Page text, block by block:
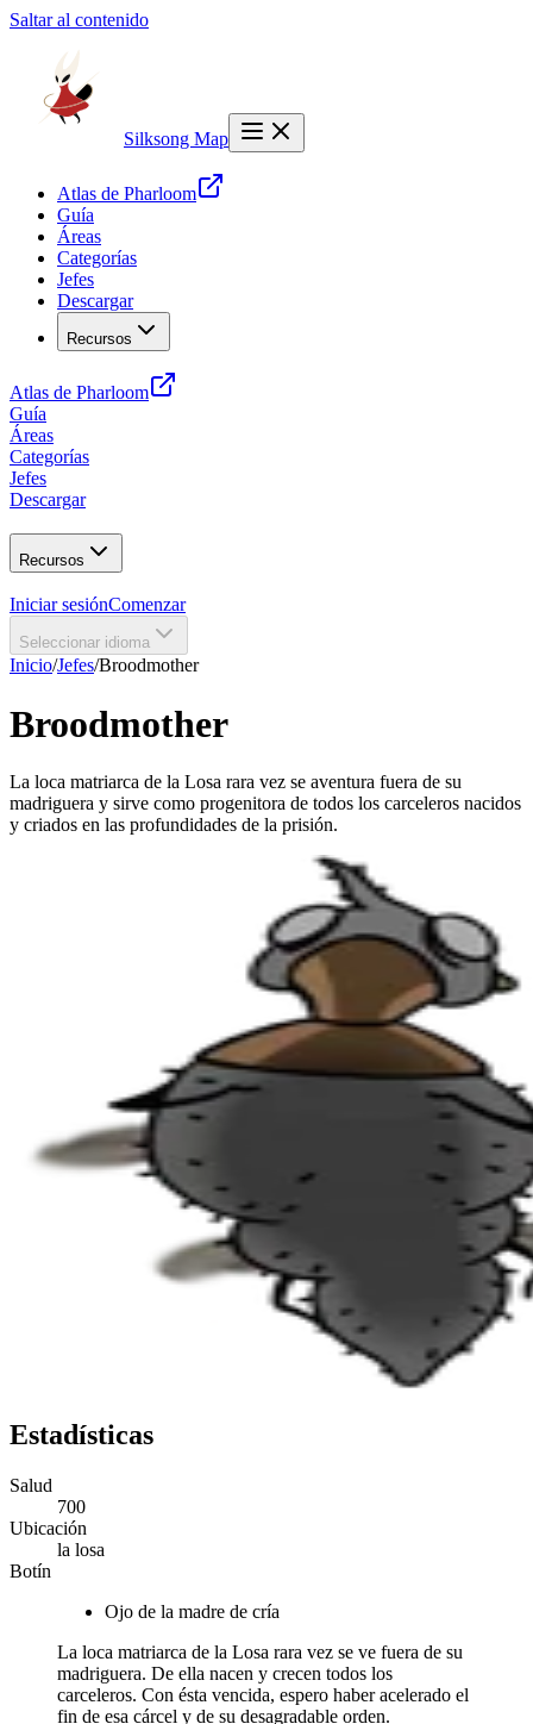
Saltar al contenido
Silksong Map
Atlas de Pharloom
Guía
Áreas
Categorías
Jefes
Descargar
Recursos
Atlas de Pharloom
Guía
Áreas
Categorías
Jefes
Descargar
Recursos
Iniciar sesiónComenzar
Seleccionar idioma
Inicio/Jefes/Broodmother
Broodmother
La loca matriarca de la Losa rara vez se aventura fuera de su
madriguera y sirve como progenitora de todos los carceleros nacidos
y criados en las profundidades de la prisión.
Estadísticas
Salud
700
Ubicación
la losa
Botín
Ojo de la madre de cría
La loca matriarca de la Losa rara vez se ve fuera de su
madriguera. De ella nacen y crecen todos los
carceleros. Con ésta vencida, espero haber acelerado el
fin de esa cárcel y de su desagradable orden.